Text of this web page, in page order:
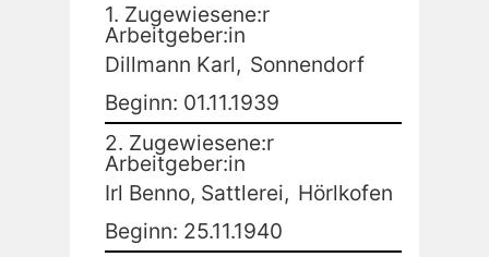
1. Zugewiesene:r
Arbeitgeber:in
Dillmann Karl, Sonnendorf
Beginn: 01.11.1939
2. Zugewiesene:r
Arbeitgeber:in
Irl Benno, Sattlerei, Hörlkofen
Beginn: 25.11.1940